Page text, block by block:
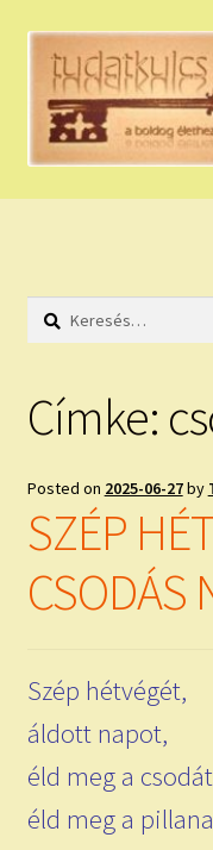
Ugrás
navigációhoz
Kilépés
tartalomba
HÚZZ EGY KÁRTYÁT!
HOLDNAPTÁR
KÉRJ EGY
ISMERJ MEG!
IRATKOZZ FEL A
TAROT ELEMZÉS
AJÁNDÉKOKKAL!
Keresés:
Címke:
Posted on 2025-06-27by
SZÉP
CSODÁS
Szép hétvégét,
áldott napot,
éld meg a
éld meg a